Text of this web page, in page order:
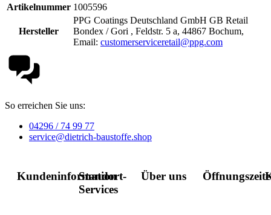
Artikelnummer 1005596
Hersteller
PPG Coatings Deutschland GmbH GB Retail
Bondex / Gori , Feldstr. 5 a, 44867 Bochum,
Email: customerserviceretail@ppg.com
So erreichen Sie uns:
04296 / 74 99 77
service@dietrich-baustoffe.shop
Kundeninformation
Standort-
Services
Über uns